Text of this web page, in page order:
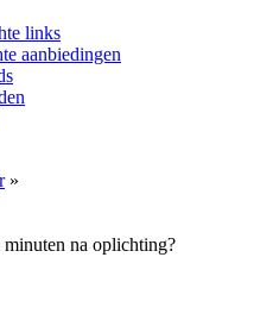
links
aanbiedingen
»
minuten na oplichting?